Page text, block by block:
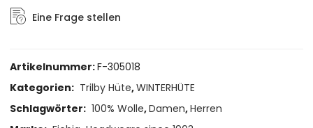
Eine Frage stellen
Artikelnummer:F-305018
Kategorien: Trilby Hüte,WINTERHÜTE
Schlagwörter: 100% Wolle,Damen,Herren